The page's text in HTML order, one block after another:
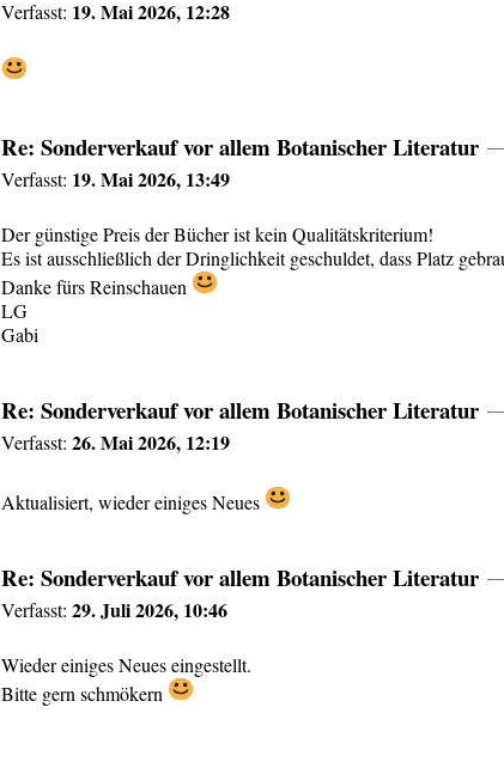
Verfasst: 19. Mai 2026, 12:28
Re: Sonderverkauf vor allem Botanischer Literatur
Verfasst: 19. Mai 2026, 13:49
Der günstige Preis der Bücher ist kein Qualitätskriterium!
Es ist ausschließlich der Dringlichkeit geschuldet, dass Platz
Danke fürs Reinschauen
LG
Gabi
Re: Sonderverkauf vor allem Botanischer Literatur
Verfasst:26. Mai 2026, 12:19
Aktualisiert, wieder einiges Neues
Re: Sonderverkauf vor allem Botanischer Literatur
Verfasst:29. Juli 2026, 10:46
Wieder einiges Neues eingestellt.
Bitte gern schmökern